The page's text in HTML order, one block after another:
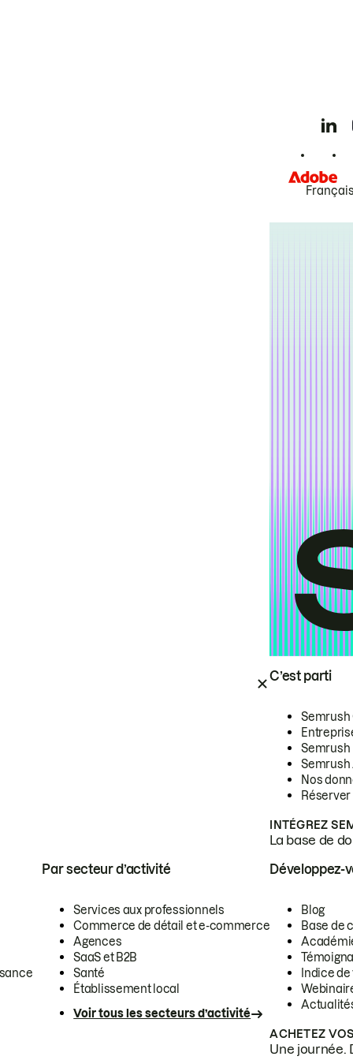
C’est parti
Semrush
Semrush
Semrush
Nos
INTÉGREZ
La base de
Par secteur d’activité
Services aux professionnels
Commerce de détail et e-commerce
Agences
SaaS et B2B
Santé
Établissement local
Voir tous les secteurs d’activité
Développez-
Blog
Base de
Indice
ACHETEZ
Une journée.